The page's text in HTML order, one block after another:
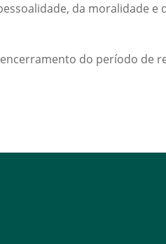
da moralidade
do período de